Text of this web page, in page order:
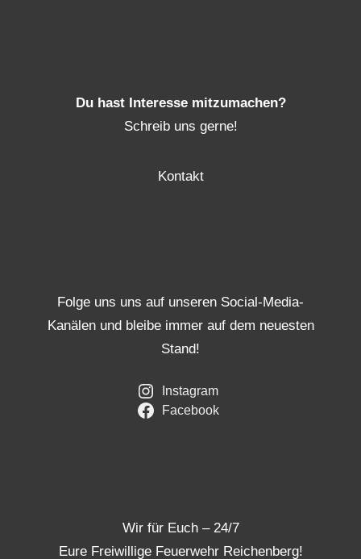
Du hast Interesse mitzumachen?
Schreib uns gerne!
Kontakt
Folge uns uns auf unseren Social-Media-
Kanälen und bleibe immer auf dem neuesten
Stand!
Instagram
Facebook
Wir für Euch – 24/7
Eure Freiwillige Feuerwehr Reichenberg!